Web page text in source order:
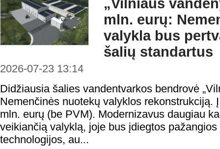
„Vilniaus
mln. eurų:
valykla bus
šalių standartus
2026-07-23 13:14
Didžiausia šalies vandentvarkos bendrovė
Nemenčinės nuotekų valyklos rekonstrukciją.
mln. eurų (be PVM). Modernizavus daugiau
veikiančią valyklą, joje bus įdiegtos
technologijos, au...